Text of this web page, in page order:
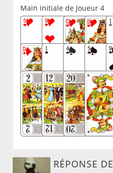
Main initiale de Joueur 4
RÉPONSE DE